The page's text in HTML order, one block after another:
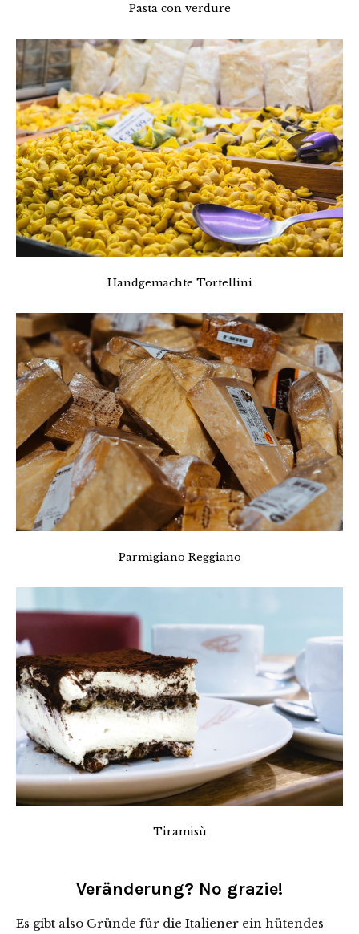
Pasta con verdure
Handgemachte Tortellini
Parmigiano Reggiano
Tiramisù
Veränderung? No grazie!
Es gibt also Gründe für die Italiener ein hütendes